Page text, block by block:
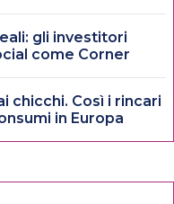
gli investitori
come Corner
chicchi. Così i rincari
in Europa